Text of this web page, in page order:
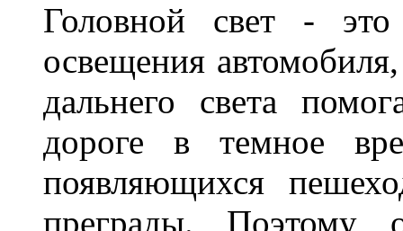
Головной свет -
освещения
дальнего света
дороге в темное
появляющихся
преграды. Поэтому